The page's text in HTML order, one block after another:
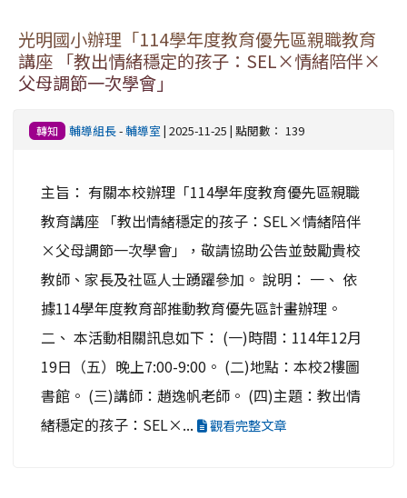
光明國小辦理「114學年度教育優先區親職教育
講座 「教出情緒穩定的孩子：SEL×情緒陪伴×
父母調節一次學會」
轉知 輔導組長-輔導室 | 2025-11-25 | 點閱數： 139
主旨： 有關本校辦理「114學年度教育優先區親職
教育講座 「教出情緒穩定的孩子：SEL×情緒陪伴
×父母調節一次學會」，敬請協助公告並鼓勵貴校
教師、家長及社區人士踴躍參加。 說明： 一、 依
據114學年度教育部推動教育優先區計畫辦理。
二、 本活動相關訊息如下： (一)時間：114年12月
19日（五）晚上7:00-9:00。 (二)地點：本校2樓圖
書館。 (三)講師：趙逸帆老師。 (四)主題：教出情
緒穩定的孩子：SEL×...
觀看完整文章